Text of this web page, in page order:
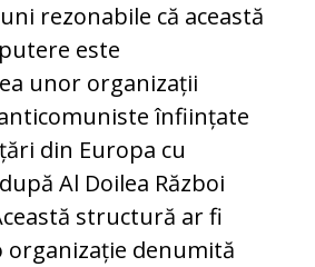
rezonabile că această
este
unor organizații
înființate
din Europa cu
Al Doilea Război
structură ar fi
organizație denumită